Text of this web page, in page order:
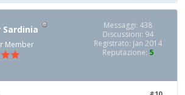
Sardinia
Member
Messaggi: 438
Discussioni: 94
Registrato: Jan 2014
Reputazione: 5